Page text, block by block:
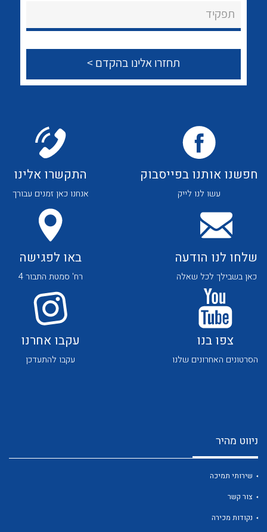
צור קשר
לכל מוצרי היצרן לכל מוצרי היצרן
תפקיד
חפשנו אותנו בפייסבוק
עשו לנו לייק
התקשרו אלינו
אנחנו כאן זמנים עבורך
שלחו לנו הודעה
כאן בשבילך לכל שאלה
באו לפגישה
רח' סמטת התבור 4
צפו בנו
הסרטונים האחרונים שלנו
עקבו אחרנו
עקבו להתעדכן
ניווט מהיר
שירותי תמיכה
צור קשר
נקודות מכירה